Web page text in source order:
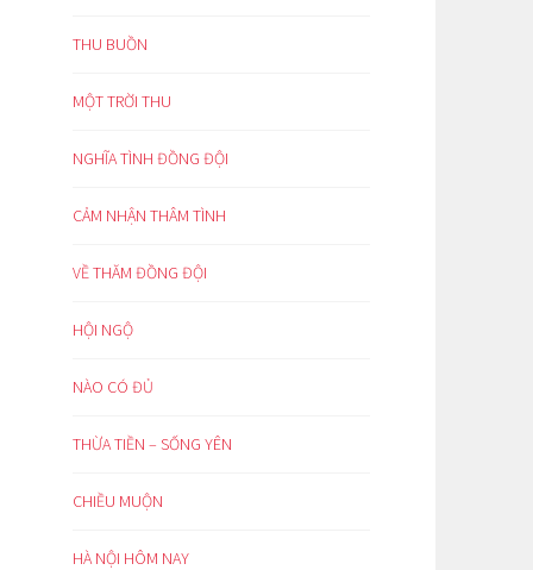
THU BUỒN
MỘT TRỜI THU
NGHĨA TÌNH ĐỒNG ĐỘI
CẢM NHẬN THÂM TÌNH
VỀ THĂM ĐỒNG ĐỘI
HỘI NGỘ
NÀO CÓ ĐỦ
THỪA TIỀN – SỐNG YÊN
CHIỀU MUỘN
HÀ NỘI HÔM NAY